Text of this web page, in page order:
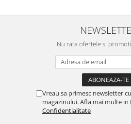
Nu rata ofertele si
Vreau sa primesc newsletter
magazinului. Afla mai multe in
Confidentialitate